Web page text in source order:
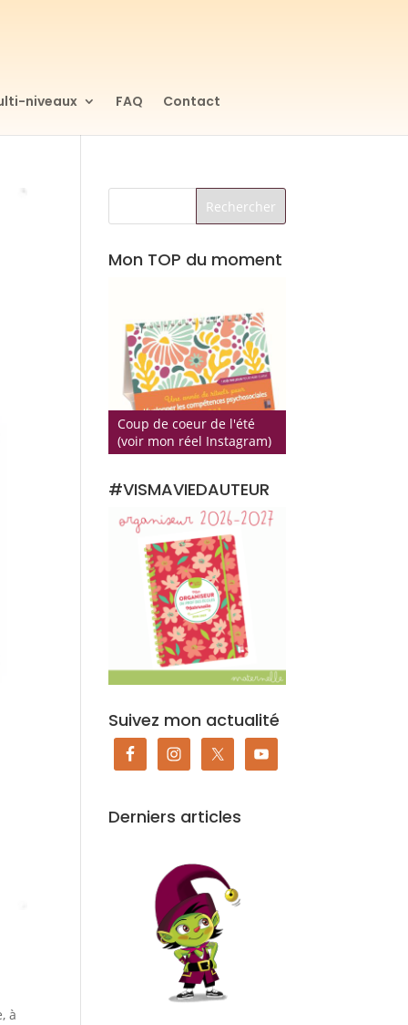
niveaux FAQ Contact
à
Mon TOP du moment
Coup de coeur de l'été
(voir mon réel Instagram)
#VISMAVIEDAUTEUR
Suivez mon actualité
Derniers articles